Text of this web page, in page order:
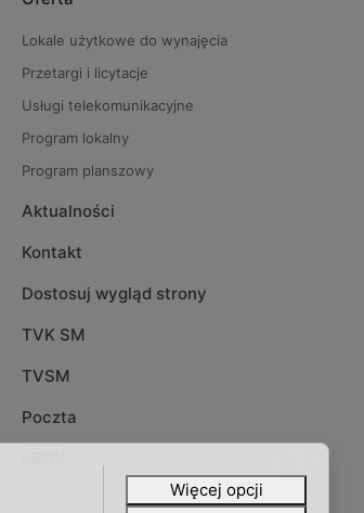
Więcej opcji
Lokale użytkowe do wynajęcia
Przetargi i licytacje
Usługi telekomunikacyjne
Program lokalny
Program planszowy
Aktualności
Kontakt
Dostosuj wygląd strony
TVK SM
TVSM
Poczta